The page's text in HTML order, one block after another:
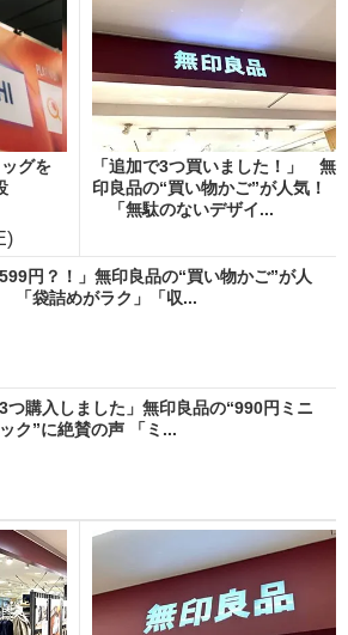
グを
「追加で3つ買いました！」 無
印良品の“買い物かご”が人気！
「無駄のないデザイ...
599円？！」無印良品の“買い物かご”が人
「袋詰めがラク」「収...
3つ購入しました」無印良品の“990円ミニ
ク”に絶賛の声 「ミ...